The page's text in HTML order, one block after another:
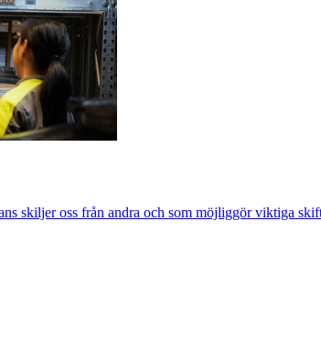
skiljer oss från andra och som möjliggör viktiga